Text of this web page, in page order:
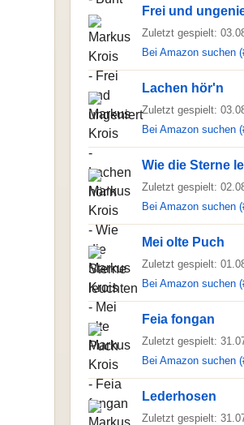
Frei und
Zuletzt gespielt:
Bei Amazon suchen
Lachen hör'n
Zuletzt gespielt:
Bei Amazon suchen
Wie die Sterne
Zuletzt gespielt:
Bei Amazon suchen
Mei olte Puch
Zuletzt gespielt:
Bei Amazon suchen
Feia fongan
Zuletzt gespielt:
Bei Amazon suchen
Lederhosen
Zuletzt gespielt: